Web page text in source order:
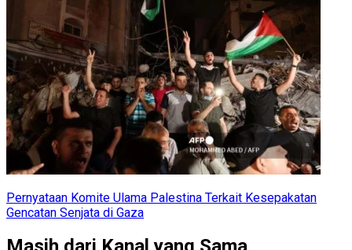
Pernyataan Komite Ulama Palestina Terkait Kesepakatan
Gencatan Senjata di Gaza